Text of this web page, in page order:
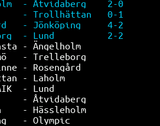
- Åtvidaberg    2-0
- Trollhättan   0-1
- Jönköping     4-2
- Lund          2-2
- Ängelholm
- Trelleborg
- Rosengård
- Laholm
AIK  - Lund
- Åtvidaberg
- Hässleholm
- Olympic